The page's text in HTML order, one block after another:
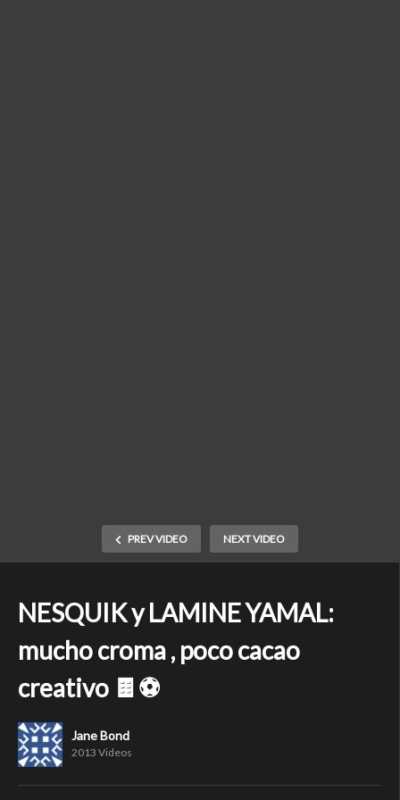
PREV VIDEO NEXT VIDEO
NESQUIK y LAMINE YAMAL:
mucho croma , poco cacao
creativo 🍫⚽
Jane Bond
2013 Videos